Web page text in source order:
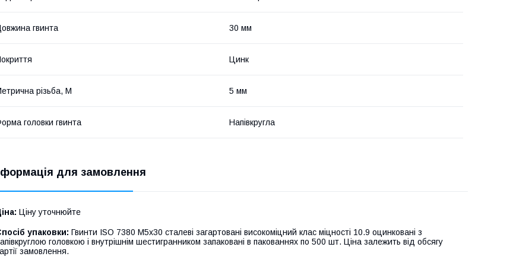
гвинта 30 мм
Цинк
різьба, М 5 мм
головки гвинта Напівкругла
для замовлення
Ціну уточнюйте
упаковки: Гвинти ISO 7380 М5х30 сталеві загартовані високоміцний клас міцності 10.9 оцинковані з
головкою і внутрішнім шестигранником запаковані в пакованнях по 500 шт. Ціна залежить від обсягу
замовлення.